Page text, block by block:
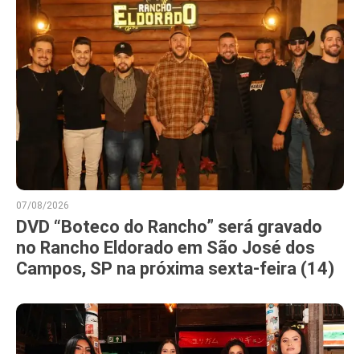
07/08/2026
DVD “Boteco do Rancho” será gravado
no Rancho Eldorado em São José dos
Campos, SP na próxima sexta-feira (14)